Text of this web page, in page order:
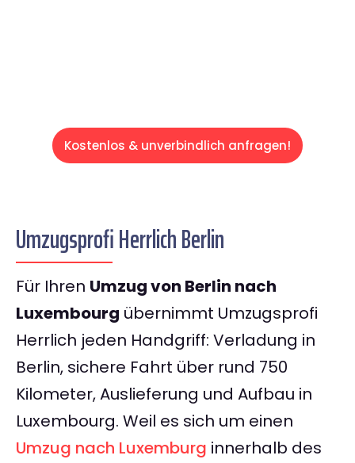
Kostenlos & unverbindlich anfragen!
Umzugsprofi Herrlich Berlin
Für Ihren Umzug von Berlin nach
Luxembourg übernimmt Umzugsprofi
Herrlich jeden Handgriff: Verladung in
Berlin, sichere Fahrt über rund 750
Kilometer, Auslieferung und Aufbau in
Luxembourg. Weil es sich um einen
Umzug nach Luxemburg innerhalb des